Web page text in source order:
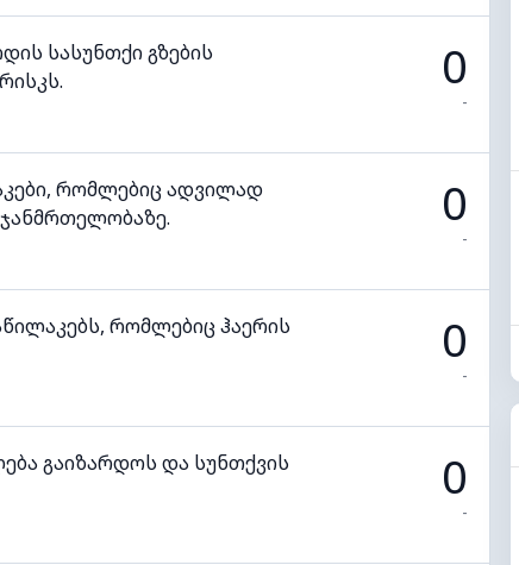
სასუნთქი გზების
0
-
რომლებიც ადვილად
0
-
რომლებიც ჰაერის
0
-
გაიზარდოს და სუნთქვის
0
-